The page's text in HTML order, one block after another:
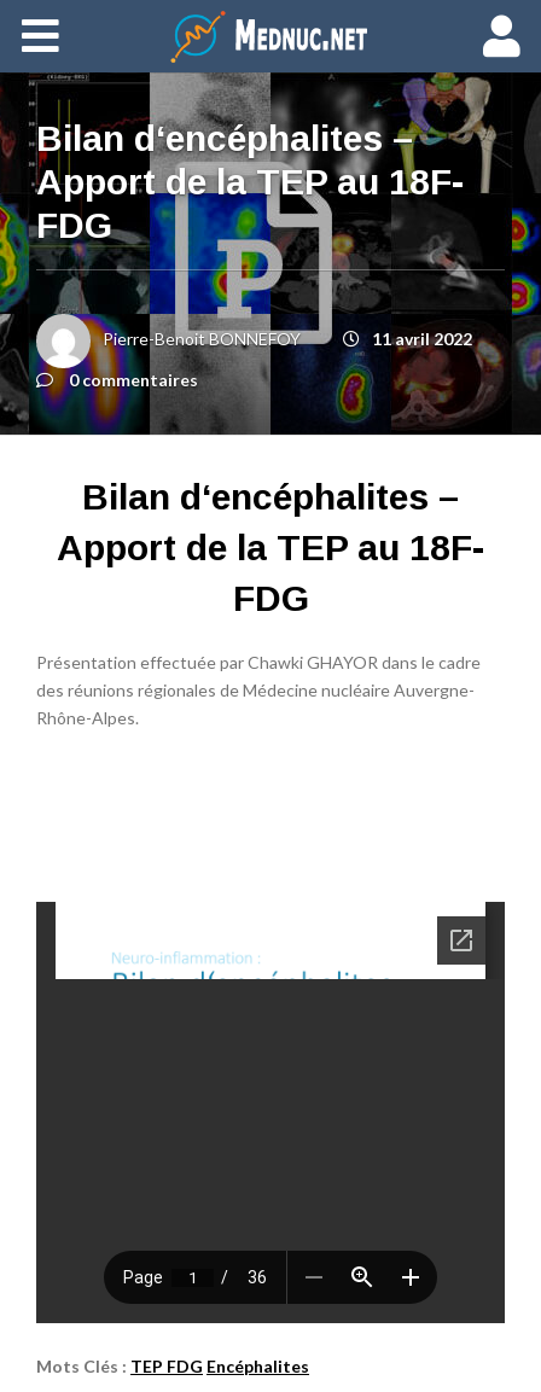
Ajouter du contenu
Bilan d‘encéphalites –
Apport de la TEP au 18F-
FDG
Pierre-Benoit BONNEFOY
11 avril 2022
0 commentaires
Bilan d‘encéphalites –
Apport de la TEP au 18F-
FDG
Présentation effectuée par Chawki GHAYOR dans le cadre
des réunions régionales de Médecine nucléaire Auvergne-
Rhône-Alpes.
Mots Clés : TEP FDG Encéphalites